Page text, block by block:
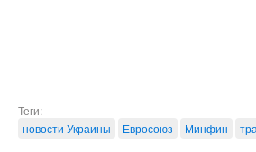
Теги:
новости Украины
Евросоюз Минфин